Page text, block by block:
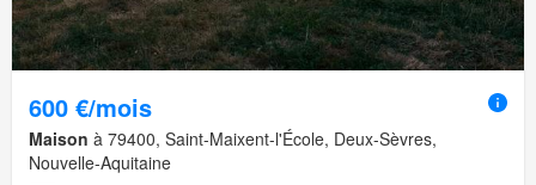
600 €/mois
Maison à 79400, Saint-Maixent-l'École, Deux-Sèvres,
Nouvelle-Aquitaine